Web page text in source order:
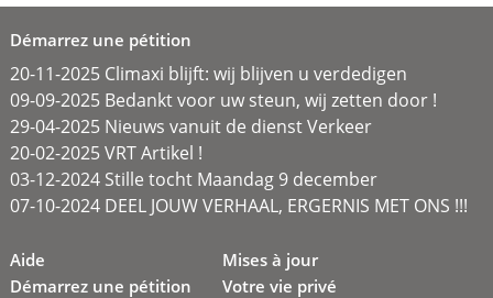
Démarrez une pétition
20-11-2025 Climaxi blijft: wij blijven u verdedigen
09-09-2025 Bedankt voor uw steun, wij zetten door !
29-04-2025 Nieuws vanuit de dienst Verkeer
20-02-2025 VRT Artikel !
03-12-2024 Stille tocht Maandag 9 december
07-10-2024 DEEL JOUW VERHAAL, ERGERNIS MET ONS !!!
Aide
Démarrez une pétition
Mises à jour
Votre vie privé